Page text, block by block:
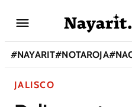
#NAYARIT#NOTAROJA#
JALISCO